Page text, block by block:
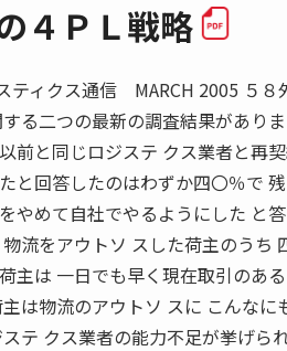
４ＰＬ戦略
クス通信 MARCH 2005 ５８
る二つの最新の調査結果があり
前と同じロジステ クス業者と再
と回答したのはわずか四〇％で
やめて自社でやるようにした と
流をアウトソ スした荷主のうち
主は 一日でも早く現在取引のあ
は物流のアウトソ スに こんなに
テ クス業者の能力不足が挙げら